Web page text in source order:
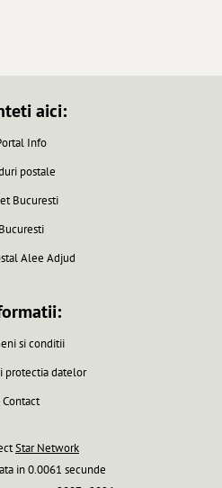
aici:
Info
postale
Bucuresti
Bucuresti
Alee Adjud
si conditii
protectia datelor
Contact
Star Network
in 0.0061 secunde